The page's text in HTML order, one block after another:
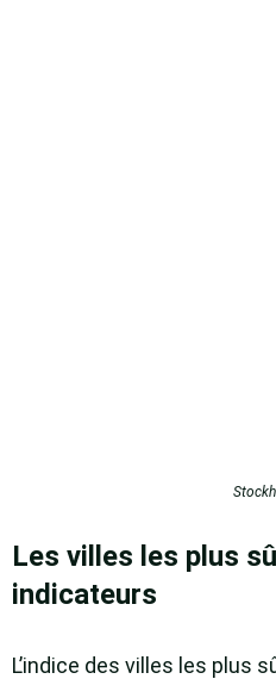
Les villes les plus
indicateurs
L’indice des villes les plus